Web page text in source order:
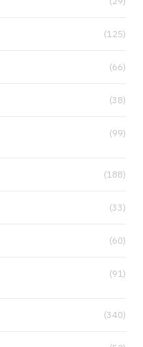
(125)
(66)
(38)
(99)
(188)
(33)
(60)
(91)
(340)